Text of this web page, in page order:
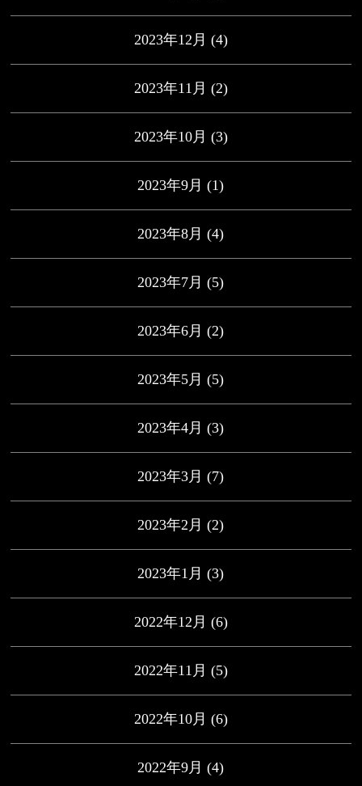
2023年12月 (4)
2023年11月 (2)
2023年10月 (3)
2023年9月 (1)
2023年8月 (4)
2023年7月 (5)
2023年6月 (2)
2023年5月 (5)
2023年4月 (3)
2023年3月 (7)
2023年2月 (2)
2023年1月 (3)
2022年12月 (6)
2022年11月 (5)
2022年10月 (6)
2022年9月 (4)